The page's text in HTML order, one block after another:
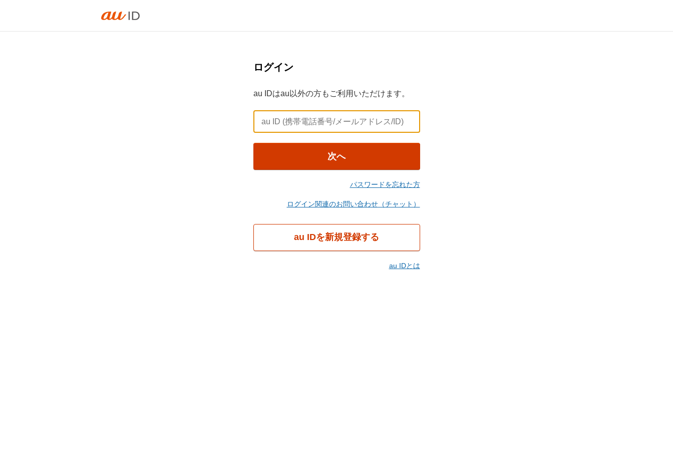
ログイン
au IDはau以外の方もご利用いただけます。
次へ
パスワードを忘れた方
ログイン関連のお問い合わせ（チャット）
au IDを新規登録する
au IDとは